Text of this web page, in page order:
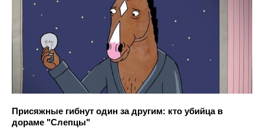
Присяжные гибнут один за другим: кто убийца в
дораме "Слепцы"